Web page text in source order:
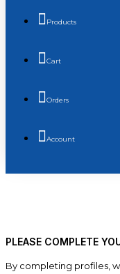
Products
Cart
Orders
Account
PLEASE COMPLETE
By completing profiles,